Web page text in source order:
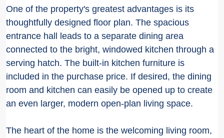
One of the property's greatest advantages is its
thoughtfully designed floor plan. The spacious
entrance hall leads to a separate dining area
connected to the bright, windowed kitchen through a
serving hatch. The built-in kitchen furniture is
included in the purchase price. If desired, the dining
room and kitchen can easily be opened up to create
an even larger, modern open-plan living space.
The heart of the home is the welcoming living room,